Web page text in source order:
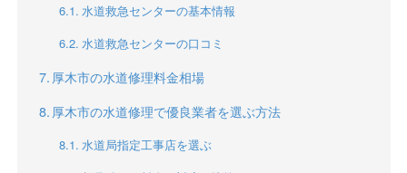
水道救急センターの基本情報
水道救急センターの口コミ
厚木市の水道修理料金相場
厚木市の水道修理で優良業者を選ぶ方法
水道局指定工事店を選ぶ